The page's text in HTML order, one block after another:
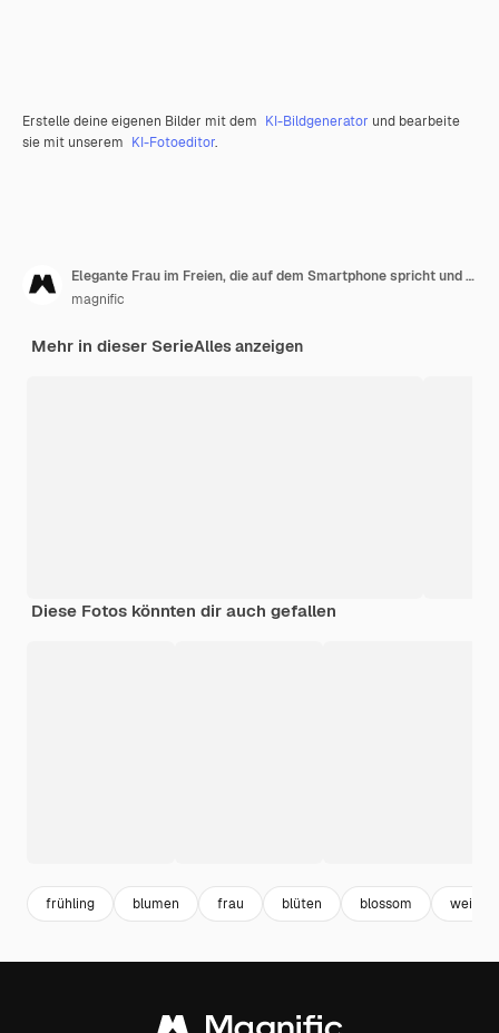
Erstelle deine eigenen Bilder mit dem KI-Bildgenerator und bearbeite
sie mit unserem KI-Fotoeditor.
Elegante Frau im Freien, die auf dem Smartphone spricht und Blumenstrauß hält
magnific
Mehr in dieser SerieAlles anzeigen
Diese Fotos könnten dir auch gefallen
frühling blumen frau blüten blossom